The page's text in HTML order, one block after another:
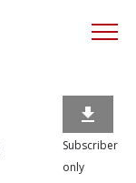

Subscriber
only